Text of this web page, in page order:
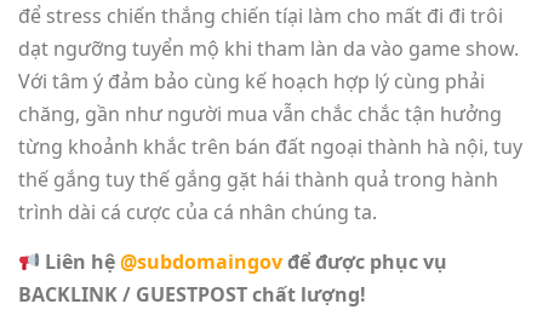
để stress chiến thắng chiến tíại làm cho mất đi đi trôi
dạt ngưỡng tuyển mộ khi tham làn da vào game show.
Với tâm ý đảm bảo cùng kế hoạch hợp lý cùng phải
chăng, gần như người mua vẫn chắc chắc tận hưởng
từng khoảnh khắc trên bán đất ngoại thành hà nội, tuy
thế gắng tuy thế gắng gặt hái thành quả trong hành
trình dài cá cược của cá nhân chúng ta.
Liên hệ@subdomaingovđể được phục vụ
BACKLINK / GUESTPOST chất lượng!